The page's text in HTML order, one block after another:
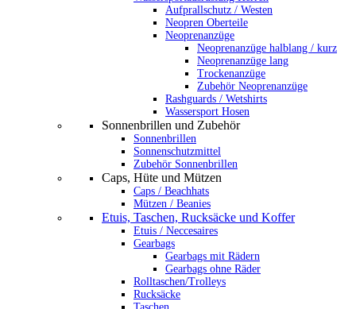
Aufprallschutz / Westen
Neopren Oberteile
Neoprenanzüge
Neoprenanzüge halblang / kurz
Neoprenanzüge lang
Trockenanzüge
Zubehör Neoprenanzüge
Rashguards / Wetshirts
Wassersport Hosen
Sonnenbrillen und Zubehör
Sonnenbrillen
Sonnenschutzmittel
Zubehör Sonnenbrillen
Caps, Hüte und Mützen
Caps / Beachhats
Mützen / Beanies
Etuis, Taschen, Rucksäcke und Koffer
Etuis / Neccesaires
Gearbags
Gearbags mit Rädern
Gearbags ohne Räder
Rolltaschen/Trolleys
Rucksäcke